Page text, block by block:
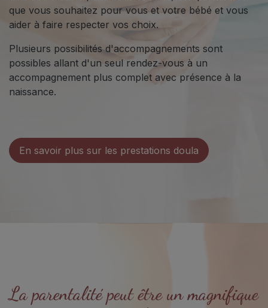
que vous souhaitez pour vous et votre bébé et vous
aider à faire respecter vos choix.
Plusieurs possibilités d'accompagnements sont
possibles allant d'un seul rendez-vous à un
accompagnement plus complet avec présence à la
naissance.
En savoir plus sur les prestations doula
La parentalité peut être un magnifique